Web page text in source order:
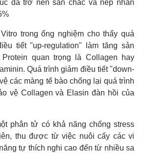
da trở nên săn chắc và nếp nhăn
trong ống nghiệm cho thấy quá
tiết "up-regulation" làm tăng sản
quan trọng là Collagen hay
Quá trình giảm điều tiết "down-
các màng tế bào chống lại quá trình
vệ Collagen và Elasin đàn hồi của
phân tử có khả năng chống stress
thu được từ việc nuôi cấy các vi
tự thích nghi cao đến từ nhiều sa